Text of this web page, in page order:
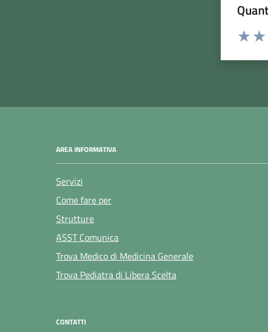
Rating:
AREA INFORMATIVA
Servizi
Come fare per
Strutture
ASST Comunica
Trova Medico di Medicina Generale
Trova Pediatra di Libera Scelta
CONTATTI